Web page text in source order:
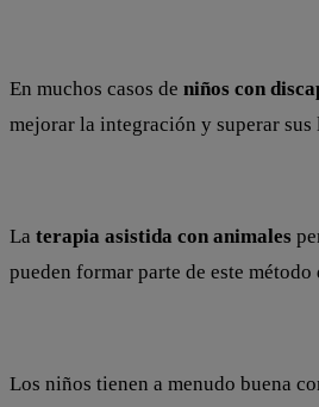
En muchos casos de niños con
mejorar la integración y superar
La terapia asistida con animales
pueden formar parte de este
Los niños tienen a menudo buena